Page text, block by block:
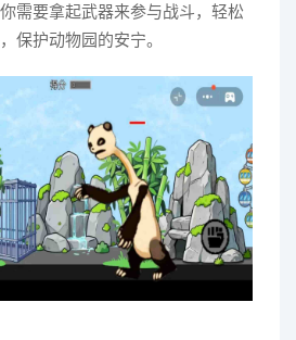
需要拿起武器来参与战斗，轻松
保护动物园的安宁。